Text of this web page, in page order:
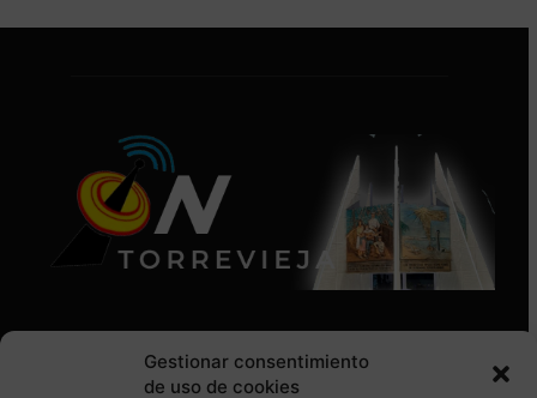
Gestionar consentimiento
de uso de cookies